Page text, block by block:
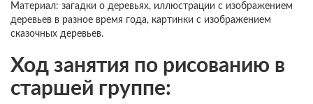
Материал: загадки о деревьях, иллюстрации с изображением
деревьев в разное время года, картинки с изображением
сказочных деревьев.
Ход занятия по рисованию в
старшей группе: